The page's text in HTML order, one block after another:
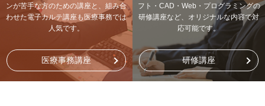
ンが苦手な方のための講座と、組み合
わせた電子カルテ講座も医療事務では
人気です。
医療事務講座
フト・CAD・Web・プログラミングの
研修講座など、オリジナルな内容で対
応可能です。
研修講座